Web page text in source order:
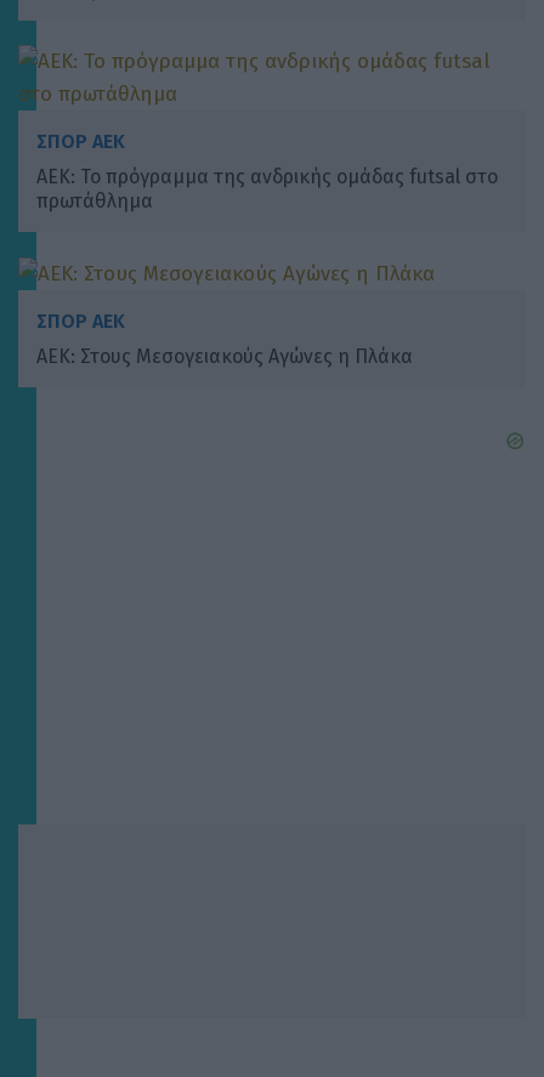
ΣΠΟΡ ΑΕΚ
ΑΕΚ: Το πρόγραμμα της ανδρικής ομάδας futsal στο
πρωτάθλημα
ΣΠΟΡ ΑΕΚ
ΑΕΚ: Στους Μεσογειακούς Αγώνες η Πλάκα